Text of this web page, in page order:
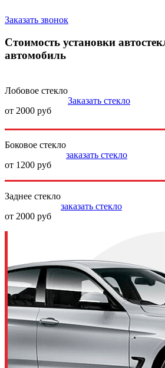
Заказать звонок
Стоимость установки
автомобиль
Лобовое стекло
от 2000 руб
Заказать стекло
Боковое стекло
от 1200 руб
заказать стекло
Заднее стекло
от 2000 руб
заказать стекло